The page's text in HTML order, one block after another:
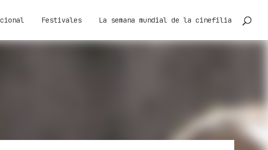
Festivales La semana mundial de la cinefilia